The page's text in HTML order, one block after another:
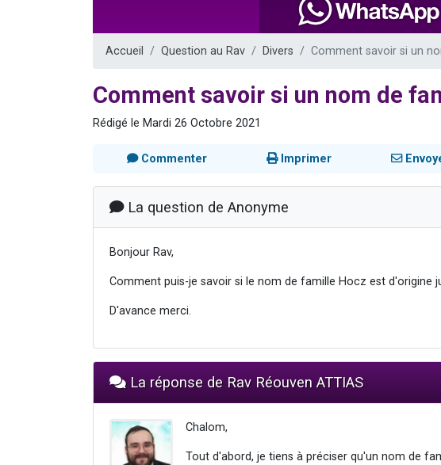
3 personnes viennent de nous
Accueil Question au Rav Divers Comment savoir si un
Comment savoir si un nom de
Rédigé le Mardi 26 Octobre 2021
Commenter Imprimer
La question de Anonyme
Bonjour Rav,
Comment puis-je savoir si le nom de famille Hocz est d'origine
D'avance merci.
La réponse de Rav Réouven ATTIAS
Chalom,
Tout d'abord, je tiens à préciser qu'un nom de